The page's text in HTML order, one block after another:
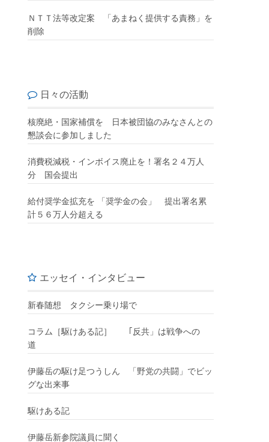
ＮＴＴ法等改定案 「あまねく提供する責務」を
削除
日々の活動
核廃絶・国家補償を 日本被団協のみなさんとの
懇談会に参加しました
消費税減税・インボイス廃止を！署名２４万人
分 国会提出
給付奨学金拡充を 「奨学金の会」 提出署名累
計５６万人分超える
エッセイ・インタビュー
新春随想 タクシー乗り場で
コラム［駆けある記］ ｢反共」は戦争への
道
伊藤岳の駆け足つうしん 「野党の共闘」でビッ
グな出来事
駆けある記
伊藤岳新参院議員に聞く